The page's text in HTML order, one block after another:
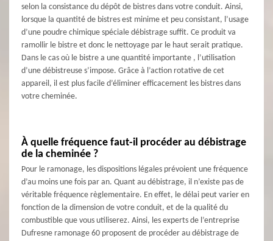
selon la consistance du dépôt de bistres dans votre conduit. Ainsi,
lorsque la quantité de bistres est minime et peu consistant, l’usage
d’une poudre chimique spéciale débistrage suffit. Ce produit va
ramollir le bistre et donc le nettoyage par le haut serait pratique.
Dans le cas où le bistre a une quantité importante , l’utilisation
d’une débistreuse s’impose. Grâce à l’action rotative de cet
appareil, il est plus facile d’éliminer efficacement les bistres dans
votre cheminée.
À quelle fréquence faut-il procéder au débistrage
de la cheminée ?
Pour le ramonage, les dispositions légales prévoient une fréquence
d’au moins une fois par an. Quant au débistrage, il n’existe pas de
véritable fréquence règlementaire. En effet, le délai peut varier en
fonction de la dimension de votre conduit, et de la qualité du
combustible que vous utiliserez. Ainsi, les experts de l’entreprise
Dufresne ramonage 60 proposent de procéder au débistrage de